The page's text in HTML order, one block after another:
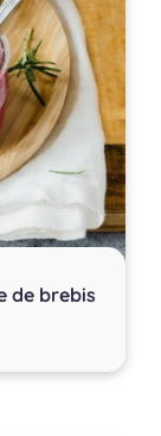
de brebis